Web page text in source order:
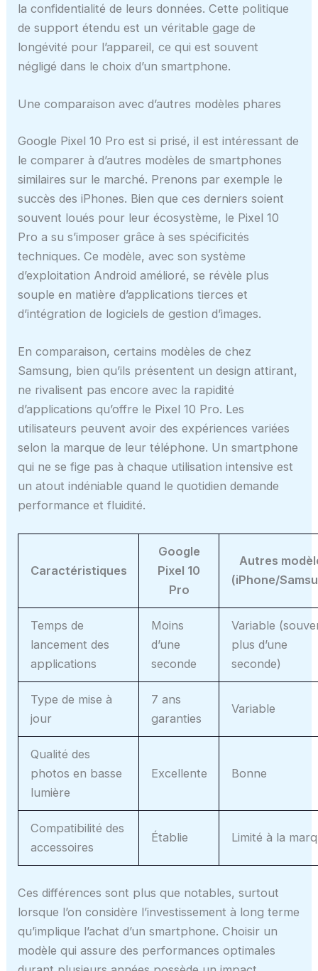
la confidentialité de leurs données. Cette politique
de support étendu est un véritable gage de
longévité pour l’appareil, ce qui est souvent
négligé dans le choix d’un smartphone.
Une comparaison avec d’autres modèles phares
Google Pixel 10 Pro est si prisé, il est intéressant de
le comparer à d’autres modèles de smartphones
similaires sur le marché. Prenons par exemple le
succès des iPhones. Bien que ces derniers soient
souvent loués pour leur écosystème, le Pixel 10
Pro a su s’imposer grâce à ses spécificités
techniques. Ce modèle, avec son système
d’exploitation Android amélioré, se révèle plus
souple en matière d’applications tierces et
d’intégration de logiciels de gestion d’images.
En comparaison, certains modèles de chez
Samsung, bien qu’ils présentent un design attirant,
ne rivalisent pas encore avec la rapidité
d’applications qu’offre le Pixel 10 Pro. Les
utilisateurs peuvent avoir des expériences variées
selon la marque de leur téléphone. Un smartphone
qui ne se fige pas à chaque utilisation intensive est
un atout indéniable quand le quotidien demande
performance et fluidité.
Caractéristiques
Google
Pixel 10
Pro
Autres
(iPhone/
Temps de
lancement des
applications
Moins
d’une
seconde
Variable
plus d’une
seconde)
Type de mise à
jour
7 ans
garanties
Variable
Qualité des
photos en basse
lumière
Excellente Bonne
Compatibilité des
accessoires
Établie Limité à la
Ces différences sont plus que notables, surtout
lorsque l’on considère l’investissement à long terme
qu’implique l’achat d’un smartphone. Choisir un
modèle qui assure des performances optimales